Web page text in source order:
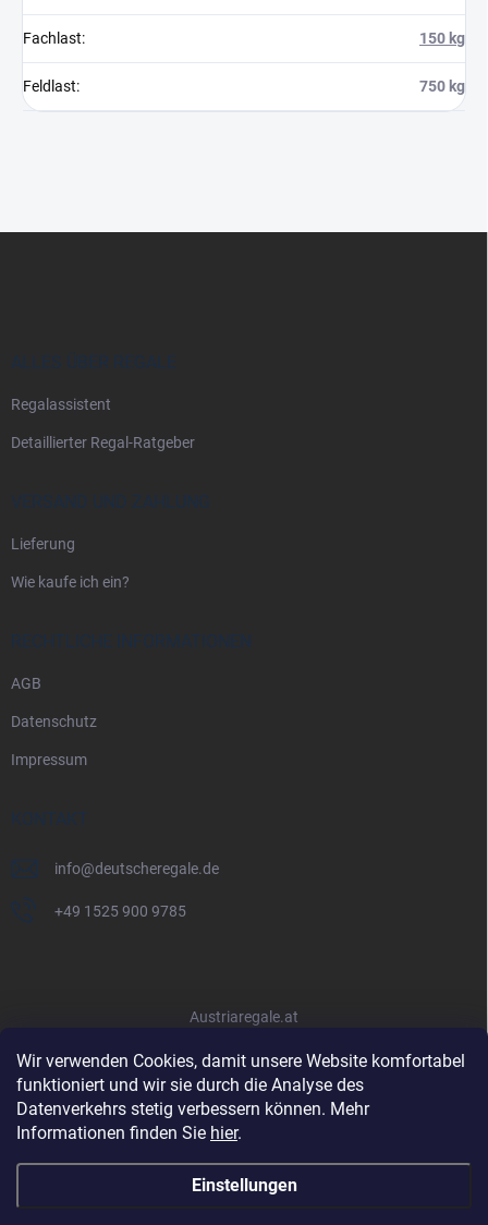
Wir verwenden Cookies, damit unsere Website komfortabel
funktioniert und wir sie durch die Analyse des
Datenverkehrs stetig verbessern können. Mehr
Informationen finden Sie hier.
Einstellungen
Fachlast: 150 kg
Feldlast: 750 kg
ALLES ÜBER REGALE
Regalassistent
Detaillierter Regal-Ratgeber
VERSAND UND ZAHLUNG
Lieferung
Wie kaufe ich ein?
RECHTLICHE INFORMATIONEN
AGB
Datenschutz
Impressum
KONTAKT
info@deutscheregale.de
+49 1525 900 9785
Austriaregale.at